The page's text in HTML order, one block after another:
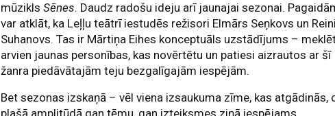
mūziklsSēnes. Daudz radošu ideju arī jaunajai sezonai.
var atklāt, ka Leļļu teātrī iestudēs režisori Elmārs Seņkovs un
Suhanovs. Tas ir Mārtiņa Eihes konceptuāls uzstādījums –
arvien jaunas personības, kas novērtētu un patiesi aizrautos ar šī
žanra piedāvātajām teju bezgalīgajām iespējām.
Bet sezonas izskaņā – vēl viena izsaukuma zīme, kas atgādinās,
plašā amplitūdā gan tēmu, gan izteiksmes ziņā iespējams